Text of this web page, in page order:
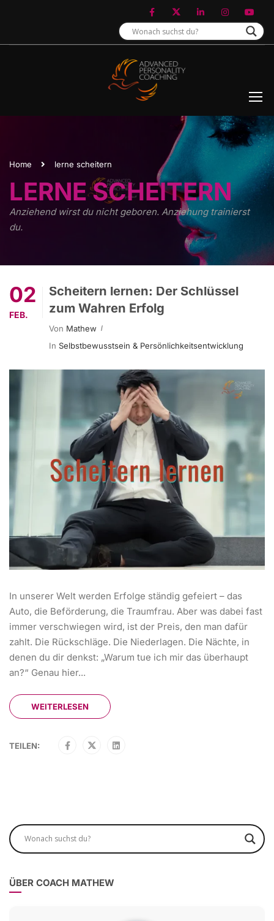
Home lerne scheitern
LERNE SCHEITERN
Anziehend wirst du nicht geboren. Anziehung trainierst
du.
02
FEB.
Scheitern lernen: Der Schlüssel
zum Wahren Erfolg
Von Mathew
In Selbstbewusstsein & Persönlichkeitsentwicklung
In unserer Welt werden Erfolge ständig gefeiert – das
Auto, die Beförderung, die Traumfrau. Aber was dabei fast
immer verschwiegen wird, ist der Preis, den man dafür
zahlt. Die Rückschläge. Die Niederlagen. Die Nächte, in
denen du dir denkst: „Warum tue ich mir das überhaupt
an?“ Genau hier...
WEITERLESEN
TEILEN:
ÜBER COACH MATHEW